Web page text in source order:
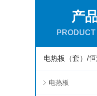
产
电热板（套）/
电热板